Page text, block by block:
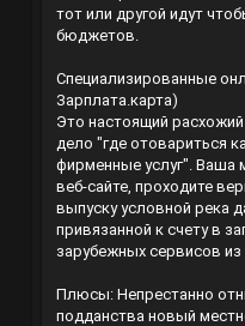
тот или другой идут
бюджетов.
Специализированные
Зарплата.карта)
Это настоящий
дело "где отовариться
фирменные услуг". Ваша
веб-сайте, проходите
выпуску условной река
привязанной к счету в
зарубежных сервисов
Плюсы: Непрестанно
подданства новый